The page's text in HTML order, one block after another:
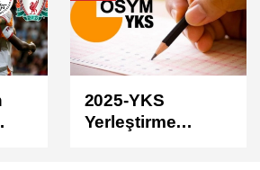
2025 DGS Sınav
Sonuçları